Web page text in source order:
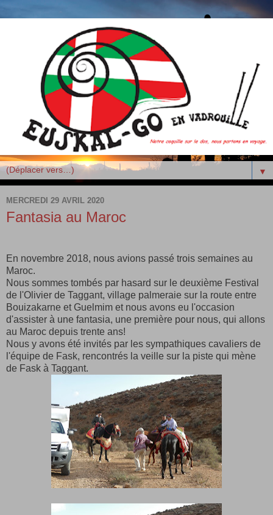
▼
MERCREDI 29 AVRIL 2020
Fantasia au Maroc
En novembre 2018, nous avions passé trois semaines au
Maroc.
Nous sommes tombés par hasard sur le deuxième Festival
de l'Olivier de Taggant, village palmeraie sur la route entre
Bouizakarne et Guelmim et nous avons eu l'occasion
d'assister à une fantasia, une première pour nous, qui allons
au Maroc depuis trente ans!
Nous y avons été invités par les sympathiques cavaliers de
l'équipe de Fask, rencontrés la veille sur la piste qui mène
de Fask à Taggant.